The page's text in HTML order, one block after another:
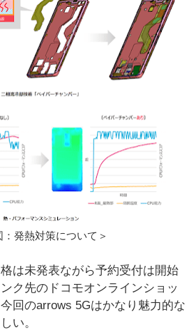
発熱対策について＞
は未発表ながら予約受付は開始
ク先のドコモオンラインショッ
回のarrows 5Gはかなり魅力的な
い。